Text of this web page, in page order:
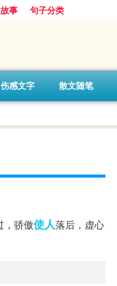
事 句子分类
伤感文字 散文随笔
，骄傲使人落后，虚心